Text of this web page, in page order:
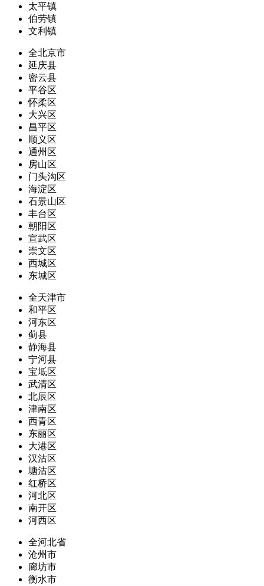
太平镇
伯劳镇
文利镇
全北京市
延庆县
密云县
平谷区
怀柔区
大兴区
昌平区
顺义区
通州区
房山区
门头沟区
海淀区
石景山区
丰台区
朝阳区
宣武区
崇文区
西城区
东城区
全天津市
和平区
河东区
蓟县
静海县
宁河县
宝坻区
武清区
北辰区
津南区
西青区
东丽区
大港区
汉沽区
塘沽区
红桥区
河北区
南开区
河西区
全河北省
沧州市
廊坊市
衡水市